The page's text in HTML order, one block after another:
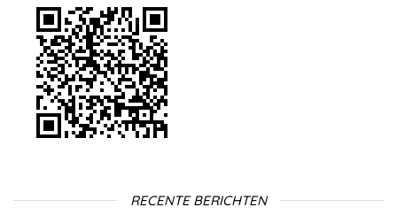
RECENTE BERICHTEN